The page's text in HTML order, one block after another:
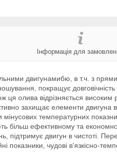
Інформація для
двигунамибю, в т.ч. з
покращує
ця олива відрізняється високим
захищає елементи двигуна
температурних
більш ефективному та
підтримує двигун в чистоті.
показники, чудові в'язкісно-